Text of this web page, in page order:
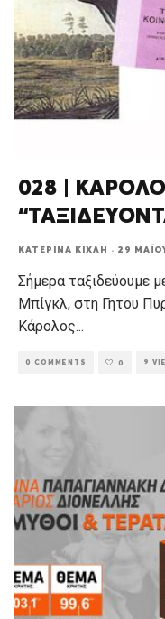
028 |
ΚΑΤΕΡΊΝΑ ΚΊΧΛΗ · 29
Σήμερα ταξιδεύουμε
Μπίγκλ, στη Γητου
Κάρολος...
0 COMMENTS 0 9